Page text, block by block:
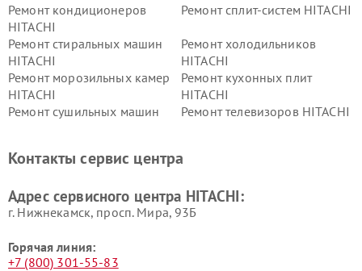
Ремонт кондиционеров
HITACHI
Ремонт сплит-систем HITACHI
Ремонт стиральных машин
HITACHI
Ремонт холодильников
HITACHI
Ремонт морозильных камер
HITACHI
Ремонт кухонных плит
HITACHI
Ремонт сушильных машин
Ремонт телевизоров HITACHI
данных HITACHI
HITACHI
HITACHI
HITACHI
Контакты сервис центра
Адрес сервисного центра HITACHI:
г. Нижнекамск, просп. Мира, 93Б
Горячая линия:
+7 (800) 301-55-83